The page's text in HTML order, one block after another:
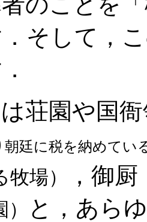
そして，
荘園や国
朝廷に税を納めてい
場） ，御厨
と，あら